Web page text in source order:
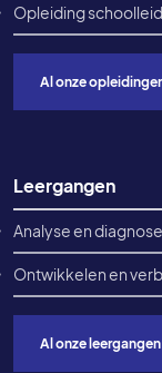
Leergangen
Analyse en
Ontwikkelen en
Al onze leergangen
Opleiding
Al onze